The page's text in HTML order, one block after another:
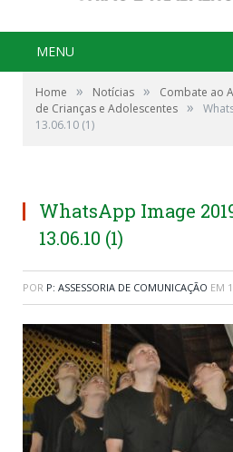
MENU
Home » Notícias »
Combate ao
de Crianças e Adolescentes »
13.06.10 (1)
WhatsApp Image
13.06.10 (1)
POR P: ASSESSORIA DE COMUNICAÇÃO EM